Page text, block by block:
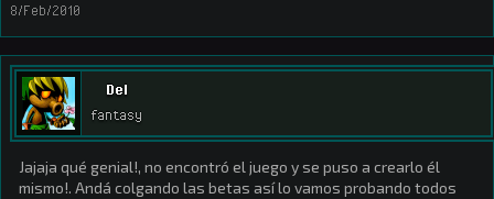
8/Feb/2010
Del
fantasy
Jajaja qué genial!, no encontró el juego y se puso a crearlo él
mismo!. Andá colgando las betas así lo vamos probando todos